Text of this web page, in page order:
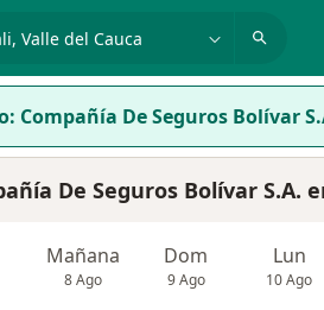
Compañía De Seguros Bolívar
De Seguros Bolívar S.A.
Mañana
8 Ago
Dom
9 Ago
Lun
10 Ago